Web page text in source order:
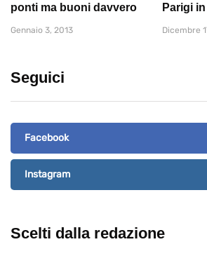
ponti ma buoni davvero
Gennaio 3, 2013
Parigi
Dicembre
Seguici
Facebook
Instagram
Scelti dalla redazione